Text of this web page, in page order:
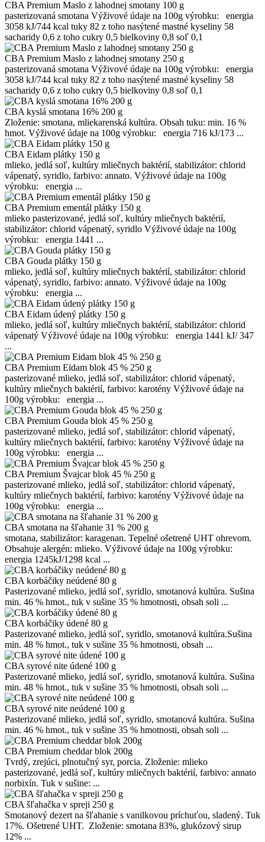
CBA Premium Maslo z lahodnej smotany 100 g
pasterizovaná smotana Výživové údaje na 100g výrobku: energia
3058 kJ/744 kcal tuky 82 z toho nasýtené mastné kyseliny 58
sacharidy 0,6 z toho cukry 0,5 bielkoviny 0,8 soľ 0,1
CBA Premium Maslo z lahodnej smotany 250 g
pasterizovaná smotana Výživové údaje na 100g výrobku: energia
3058 kJ/744 kcal tuky 82 z toho nasýtené mastné kyseliny 58
sacharidy 0,6 z toho cukry 0,5 bielkoviny 0,8 soľ 0,1
CBA kyslá smotana 16% 200 g
Zloženie: smotana, mliekarenská kultúra. Obsah tuku: min. 16 %
hmot. Výživové údaje na 100g výrobku: energia 716 kJ/173 ...
CBA Eidam plátky 150 g
mlieko, jedlá soľ, kultúry mliečnych baktérií, stabilizátor: chlorid
vápenatý, syridlo, farbivo: annato. Výživové údaje na 100g
výrobku: energia ...
CBA Premium ementál plátky 150 g
mlieko pasterizované, jedlá soľ, kultúry mliečnych baktérií,
stabilizátor: chlorid vápenatý, syridlo Výživové údaje na 100g
výrobku: energia 1441 ...
CBA Gouda plátky 150 g
mlieko, jedlá soľ, kultúry mliečnych baktérií, stabilizátor: chlorid
vápenatý, syridlo, farbivo: annato. Výživové údaje na 100g
výrobku: energia ...
CBA Eidam údený plátky 150 g
mlieko, jedlá soľ, kultúry mliečnych baktérií, stabilizátor: chlorid
vápenatý Výživové údaje na 100g výrobku: energia 1441 kJ/ 347
...
CBA Premium Eidam blok 45 % 250 g
pasterizované mlieko, jedlá soľ, stabilizátor: chlorid vápenatý,
kultúry mliečnych baktérií, farbivo: karotény Výživové údaje na
100g výrobku: energia ...
CBA Premium Gouda blok 45 % 250 g
pasterizované mlieko, jedlá soľ, stabilizátor: chlorid vápenatý,
kultúry mliečnych baktérií, farbivo: karotény Výživové údaje na
100g výrobku: energia ...
CBA Premium Švajcar blok 45 % 250 g
pasterizované mlieko, jedlá soľ, stabilizátor: chlorid vápenatý,
kultúry mliečnych baktérií, farbivo: karotény Výživové údaje na
100g výrobku: energia ...
CBA smotana na šľahanie 31 % 200 g
smotana, stabilizátor: karagenan. Tepelné ošetrené UHT ohrevom.
Obsahuje alergén: mlieko. Výživové údaje na 100g výrobku:
energia 1245kJ/1298 kcal ...
CBA korbáčiky neúdené 80 g
Pasterizované mlieko, jedlá soľ, syridlo, smotanová kultúra. Sušina
min. 46 % hmot., tuk v sušine 35 % hmotnosti, obsah soli ...
CBA korbáčiky údené 80 g
Pasterizované mlieko, jedlá soľ, syridlo, smotanová kultúra.Sušina
min. 48 % hmot., tuk v sušine 35 % hmotnosti, obsah ...
CBA syrové nite údené 100 g
Pasterizované mlieko, jedlá soľ, syridlo, smotanová kultúra. Sušina
min. 48 % hmot., tuk v sušine 35 % hmotnosti, obsah soli ...
CBA syrové nite neúdené 100 g
Pasterizované mlieko, jedlá soľ, syridlo, smotanová kultúra. Sušina
min. 46 % hmot., tuk v sušine 35 % hmotnosti, obsah soli ...
CBA Premium cheddar blok 200g
Tvrdý, zrejúci, plnotučný syr, porcia. Zloženie: mlieko
pasterizované, jedlá soľ, kultúry mliečnych baktérií, farbivo: annato
norbixín. Tuk v sušine: ...
CBA šľahačka v spreji 250 g
Smotanový dezert na šľahanie s vanilkovou príchuťou, sladený. Tuk
17%. Ošetrené UHT. Zloženie: smotana 83%, glukózový sirup
12% ...